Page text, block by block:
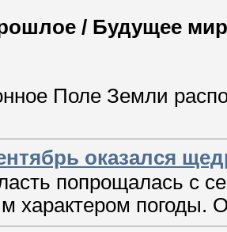
/ Будущее
Поле Земли
оказался
попрощалась с
характером погоды.